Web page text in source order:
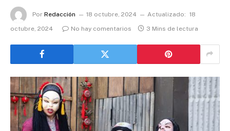
Por Redacción 18 octubre, 2024 Actualizado: 18
octubre, 2024
No hay comentarios 3 Mins de lectura